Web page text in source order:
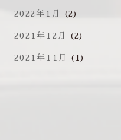
2022年1月 (2)
2021年12月 (2)
2021年11月 (1)